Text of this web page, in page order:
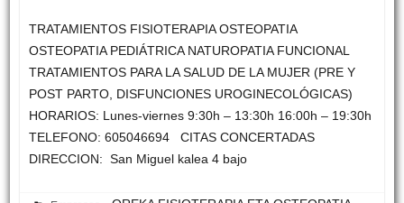
TRATAMIENTOS FISIOTERAPIA OSTEOPATIA
OSTEOPATIA PEDIÁTRICA NATUROPATIA FUNCIONAL
TRATAMIENTOS PARA LA SALUD DE LA MUJER (PRE Y
POST PARTO, DISFUNCIONES UROGINECOLÓGICAS)
HORARIOS: Lunes-viernes 9:30h – 13:30h 16:00h – 19:30h
TELEFONO: 605046694 CITAS CONCERTADAS
DIRECCION: San Miguel kalea 4 bajo